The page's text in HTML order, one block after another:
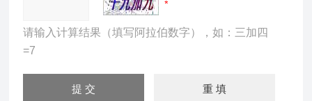
请输入计算结果（填写阿拉伯数字），如：三加四
=7